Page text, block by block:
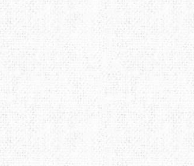
POWERTEC
SOG
SCHOEFFEL SEA TO SUMMIT
SLAVNA STRAVA
TAZ